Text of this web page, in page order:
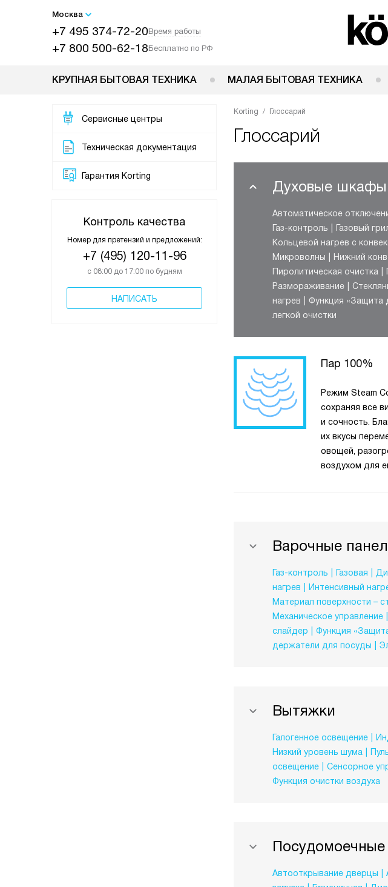
Москва
+7 495 374-72-20Время работы
+7 800 500-62-18Бесплатно по РФ
КРУПНАЯ БЫТОВАЯ ТЕХНИКА МАЛАЯ БЫТОВАЯ ТЕХНИКА
Сервисные центры
Техническая документация
Гарантия Korting
Контроль качества
Номер для претензий и предложений:
+7 (495) 120-11-96
с 08:00 до 17:00 по будням
НАПИСАТЬ
Korting Глоссарий
Глоссарий
Духовые шкафы
Автоматическое
Газ-контроль
Газовый
Кольцевой нагрев с
Микроволны
Нижний
Пиролитическая очистка
Размораживание
нагрев
Функция «Защита
легкой очистки
Пар 100%
Режим Steam
сохраняя все
и сочность.
их вкусы
овощей,
воздухом для
Варочные
Газ-контроль Газовая
нагрев
Интенсивный
Материал поверхности –
Механическое управление
слайдер
Функция
держатели для посуды
Вытяжки
Галогенное освещение
Низкий уровень шума
освещение
Сенсорное
Функция очистки воздуха
Автооткрывание дверцы